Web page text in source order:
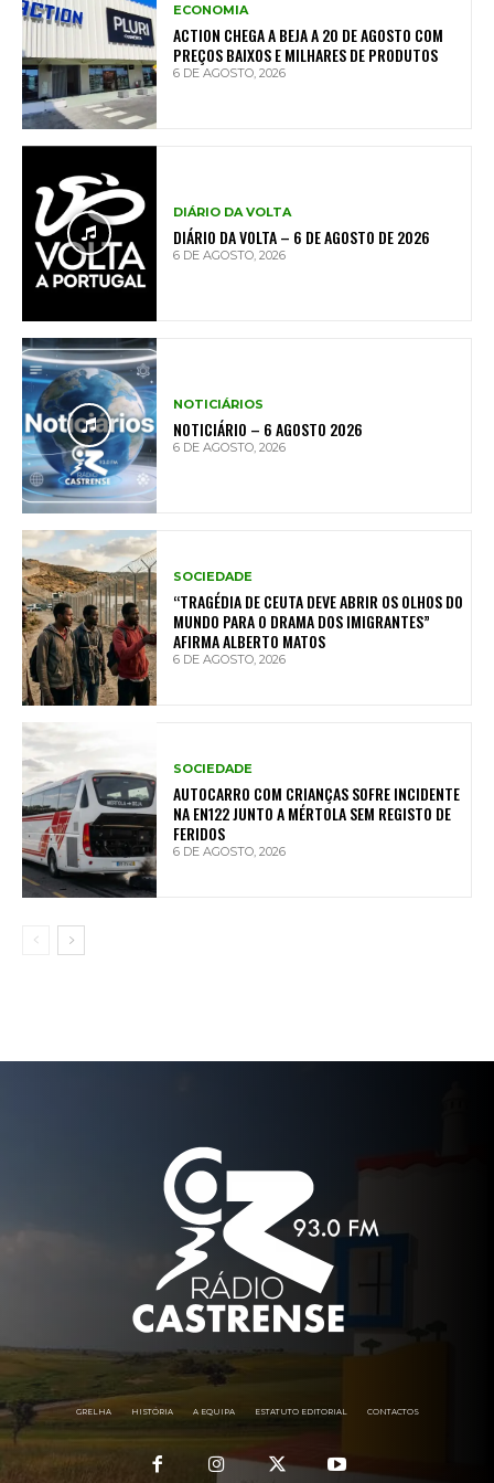
ECONOMIA
ACTION CHEGA A BEJA A 20 DE AGOSTO COM
PREÇOS BAIXOS E MILHARES DE PRODUTOS
6 DE AGOSTO, 2026
DIÁRIO DA VOLTA
DIÁRIO DA VOLTA – 6 DE AGOSTO DE 2026
6 DE AGOSTO, 2026
NOTICIÁRIOS
NOTICIÁRIO – 6 AGOSTO 2026
6 DE AGOSTO, 2026
SOCIEDADE
“TRAGÉDIA DE CEUTA DEVE ABRIR OS OLHOS DO
MUNDO PARA O DRAMA DOS IMIGRANTES”
AFIRMA ALBERTO MATOS
6 DE AGOSTO, 2026
SOCIEDADE
AUTOCARRO COM CRIANÇAS SOFRE INCIDENTE
NA EN122 JUNTO A MÉRTOLA SEM REGISTO DE
FERIDOS
6 DE AGOSTO, 2026
GRELHA HISTÓRIA A EQUIPA ESTATUTO EDITORIAL CONTACTOS